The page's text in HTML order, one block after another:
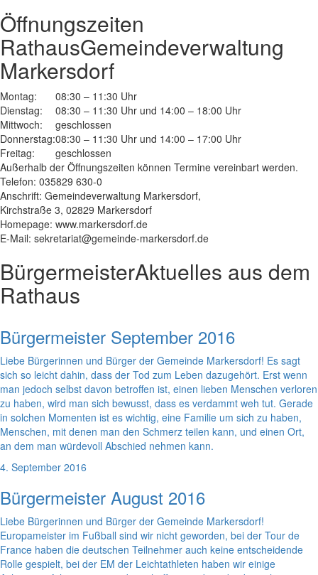
Öffnungszeiten
RathausGemeindeverwaltung
Markersdorf
Montag:
08:30 – 11:30 Uhr
Dienstag:
08:30 – 11:30 Uhr und 14:00 – 18:00 Uhr
Mittwoch:
geschlossen
Donnerstag:08:30 – 11:30 Uhr und 14:00 – 17:00 Uhr
Freitag:
geschlossen
Außerhalb der Öffnungszeiten können Termine vereinbart werden.
Telefon: 035829 630-0
Anschrift: Gemeindeverwaltung Markersdorf,
Kirchstraße 3, 02829 Markersdorf
Homepage: www.markersdorf.de
E-Mail: sekretariat@gemeinde-markersdorf.de
BürgermeisterAktuelles aus dem
Rathaus
Bürgermeister September 2016
Liebe Bürgerinnen und Bürger der Gemeinde Markersdorf! Es sagt
sich so leicht dahin, dass der Tod zum Leben dazugehört. Erst wenn
man jedoch selbst davon betroffen ist, einen lieben Menschen verloren
zu haben, wird man sich bewusst, dass es verdammt weh tut. Gerade
in solchen Momenten ist es wichtig, eine Familie um sich zu haben,
Menschen, mit denen man den Schmerz teilen kann, und einen Ort,
an dem man würdevoll Abschied nehmen kann.
4. September 2016
Bürgermeister August 2016
Liebe Bürgerinnen und Bürger der Gemeinde Markersdorf!
Europameister im Fußball sind wir nicht geworden, bei der Tour de
France haben die deutschen Teilnehmer auch keine entscheidende
Rolle gespielt, bei der EM der Leichtathleten haben wir einige